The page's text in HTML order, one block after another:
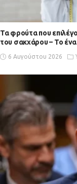
Τα φρούτα που
του σακχάρου – Το ένα
6 Αυγούστου 2026